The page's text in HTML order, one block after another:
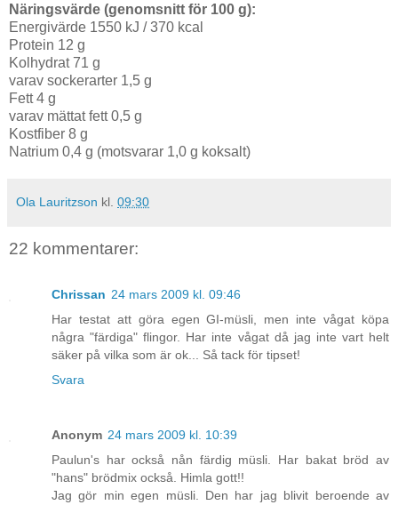
Näringsvärde (genomsnitt för 100 g):
Energivärde 1550 kJ / 370 kcal
Protein 12 g
Kolhydrat 71 g
varav sockerarter 1,5 g
Fett 4 g
varav mättat fett 0,5 g
Kostfiber 8 g
Natrium 0,4 g (motsvarar 1,0 g koksalt)
Ola Lauritzson kl. 09:30
22 kommentarer:
Chrissan 24 mars 2009 kl. 09:46
Har testat att göra egen GI-müsli, men inte vågat köpa
några "färdiga" flingor. Har inte vågat då jag inte vart helt
säker på vilka som är ok... Så tack för tipset!
Svara
Anonym 24 mars 2009 kl. 10:39
Paulun's har också nån färdig müsli. Har bakat bröd av
"hans" brödmix också. Himla gott!!
Jag gör min egen müsli. Den har jag blivit beroende av